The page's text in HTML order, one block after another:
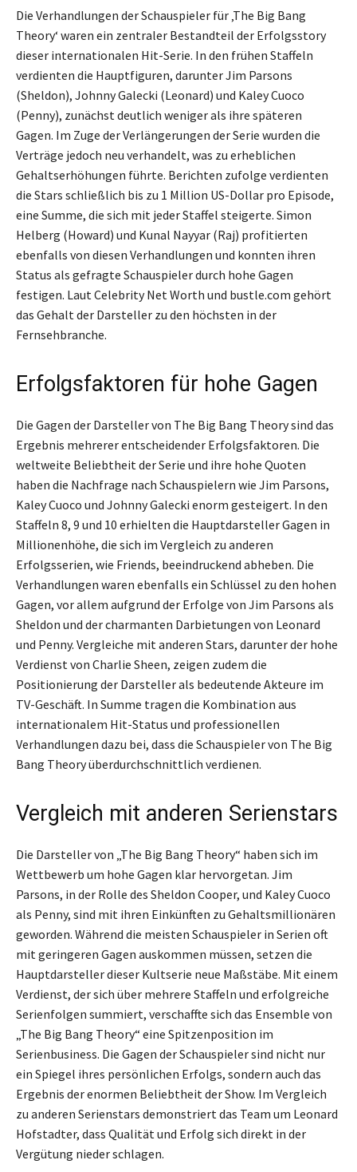
Die Verhandlungen der Schauspieler für ‚The Big Bang
Theory‘ waren ein zentraler Bestandteil der Erfolgsstory
dieser internationalen Hit-Serie. In den frühen Staffeln
verdienten die Hauptfiguren, darunter Jim Parsons
(Sheldon), Johnny Galecki (Leonard) und Kaley Cuoco
(Penny), zunächst deutlich weniger als ihre späteren
Gagen. Im Zuge der Verlängerungen der Serie wurden die
Verträge jedoch neu verhandelt, was zu erheblichen
Gehaltserhöhungen führte. Berichten zufolge verdienten
die Stars schließlich bis zu 1 Million US-Dollar pro Episode,
eine Summe, die sich mit jeder Staffel steigerte. Simon
Helberg (Howard) und Kunal Nayyar (Raj) profitierten
ebenfalls von diesen Verhandlungen und konnten ihren
Status als gefragte Schauspieler durch hohe Gagen
festigen. Laut Celebrity Net Worth und bustle.com gehört
das Gehalt der Darsteller zu den höchsten in der
Fernsehbranche.
Erfolgsfaktoren für hohe Gagen
Die Gagen der Darsteller von The Big Bang Theory sind das
Ergebnis mehrerer entscheidender Erfolgsfaktoren. Die
weltweite Beliebtheit der Serie und ihre hohe Quoten
haben die Nachfrage nach Schauspielern wie Jim Parsons,
Kaley Cuoco und Johnny Galecki enorm gesteigert. In den
Staffeln 8, 9 und 10 erhielten die Hauptdarsteller Gagen in
Millionenhöhe, die sich im Vergleich zu anderen
Erfolgsserien, wie Friends, beeindruckend abheben. Die
Verhandlungen waren ebenfalls ein Schlüssel zu den hohen
Gagen, vor allem aufgrund der Erfolge von Jim Parsons als
Sheldon und der charmanten Darbietungen von Leonard
und Penny. Vergleiche mit anderen Stars, darunter der hohe
Verdienst von Charlie Sheen, zeigen zudem die
Positionierung der Darsteller als bedeutende Akteure im
TV-Geschäft. In Summe tragen die Kombination aus
internationalem Hit-Status und professionellen
Verhandlungen dazu bei, dass die Schauspieler von The Big
Bang Theory überdurchschnittlich verdienen.
Vergleich mit anderen Serienstars
Die Darsteller von „The Big Bang Theory“ haben sich im
Wettbewerb um hohe Gagen klar hervorgetan. Jim
Parsons, in der Rolle des Sheldon Cooper, und Kaley Cuoco
als Penny, sind mit ihren Einkünften zu Gehaltsmillionären
geworden. Während die meisten Schauspieler in Serien oft
mit geringeren Gagen auskommen müssen, setzen die
Hauptdarsteller dieser Kultserie neue Maßstäbe. Mit einem
Verdienst, der sich über mehrere Staffeln und erfolgreiche
Serienfolgen summiert, verschaffte sich das Ensemble von
„The Big Bang Theory“ eine Spitzenposition im
Serienbusiness. Die Gagen der Schauspieler sind nicht nur
ein Spiegel ihres persönlichen Erfolgs, sondern auch das
Ergebnis der enormen Beliebtheit der Show. Im Vergleich
zu anderen Serienstars demonstriert das Team um Leonard
Hofstadter, dass Qualität und Erfolg sich direkt in der
Vergütung nieder schlagen.